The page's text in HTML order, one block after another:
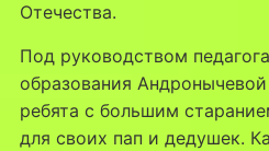
Отечества.
Под руководством
образования
ребята с большим
для своих пап и дедушек.